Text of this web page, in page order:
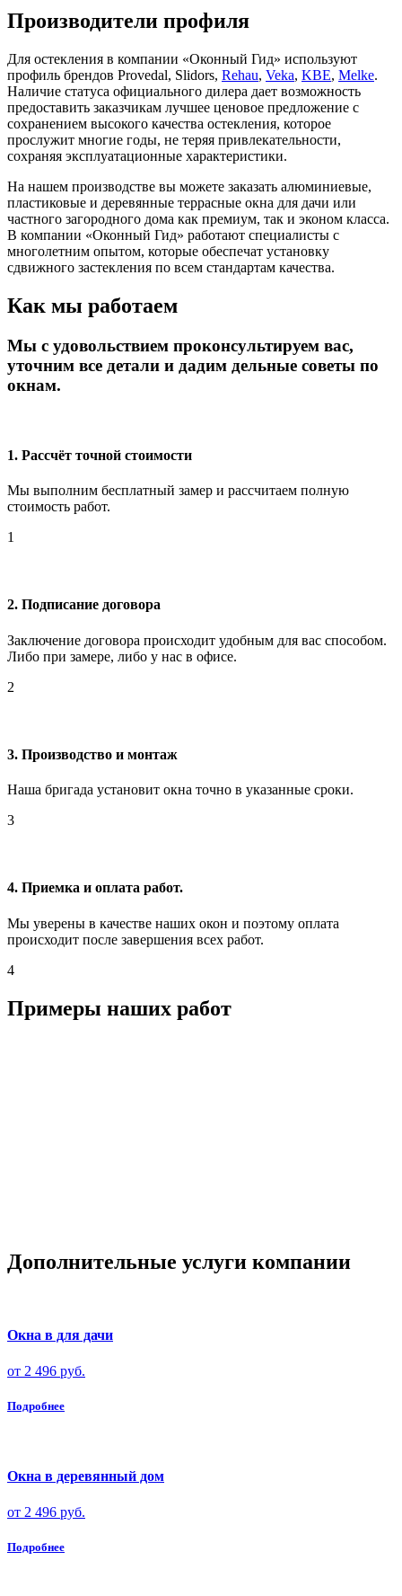
Производители профиля
Для остекления в компании «Оконный Гид» используют
профиль брендов Provedal, Slidors, Rehau, Veka, KBE, Melke.
Наличие статуса официального дилера дает возможность
предоставить заказчикам лучшее ценовое предложение с
сохранением высокого качества остекления, которое
прослужит многие годы, не теряя привлекательности,
сохраняя эксплуатационные характеристики.
На нашем производстве вы можете заказать алюминиевые,
пластиковые и деревянные террасные окна для дачи или
частного загородного дома как премиум, так и эконом класса.
В компании «Оконный Гид» работают специалисты с
многолетним опытом, которые обеспечат установку
сдвижного застекления по всем стандартам качества.
Как мы работаем
Мы с удовольствием проконсультируем вас,
уточним все детали и дадим дельные советы по
окнам.
1. Рассчёт точной стоимости
Мы выполним бесплатный замер и рассчитаем полную
стоимость работ.
1
2. Подписание договора
Заключение договора происходит удобным для вас способом.
Либо при замере, либо у нас в офисе.
2
3. Производство и монтаж
Наша бригада установит окна точно в указанные сроки.
3
4. Приемка и оплата работ.
Мы уверены в качестве наших окон и поэтому оплата
происходит после завершения всех работ.
4
Примеры наших работ
Дополнительные услуги компании
Окна в для дачи
от 2 496 руб.
Подробнее
Окна в деревянный дом
от 2 496 руб.
Подробнее